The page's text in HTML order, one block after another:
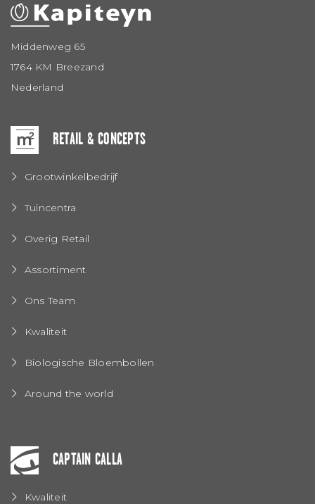
Middenweg 65
1764 KM Breezand
Nederland
RETAIL & CONCEPTS
Grootwinkelbedrijf
Tuincentra
Overig Retail
Assortiment
Ons Team
Kwaliteit
Biologische Bloembollen
Around the world
CAPTAIN CALLA
Kwaliteit